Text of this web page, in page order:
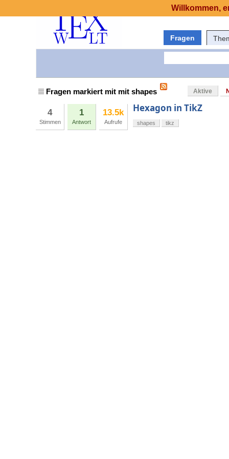
Fragen
Fragen markiert mit mit shapes Aktive
4
Stimmen
1
Antwort
13.5k
Aufrufe
Hexagon in TikZ
shapes tikz
Willkommen,